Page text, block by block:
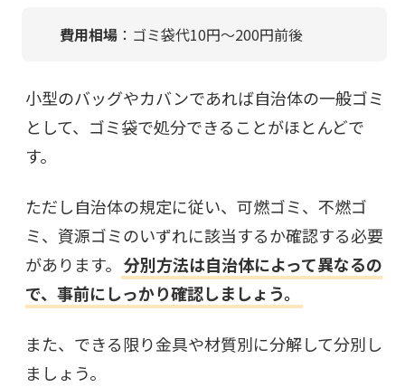
費用相場 ： ゴミ袋代10円〜200円前後
小型のバッグやカバンであれば自治体の一般ゴミ
として、ゴミ袋で処分できることがほとんどで
す。
ただし自治体の規定に従い、可燃ゴミ、不燃ゴ
ミ、資源ゴミのいずれに該当するか確認する必要
があります。 分別方法は自治体によって異なるの
で、事前にしっかり確認しましょう。
また、できる限り金具や材質別に分解して分別し
ましょう。